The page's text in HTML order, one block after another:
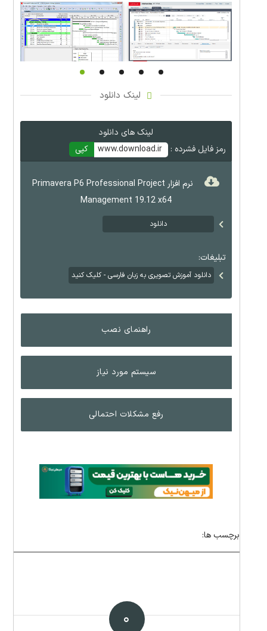
لینک دانلود
لینک های دانلود
رمز فایل فشرده :
www.download.ir کپی
نرم افزار Primavera P6 Professional Project
Management 19.12 x64
دانلود
تبلیغات:
دانلود آموزش تصویری به زبان فارسی - کلیک کنید
راهنمای نصب
سیستم مورد نیاز
رفع مشکلات احتمالی
برچسب ها:
۰